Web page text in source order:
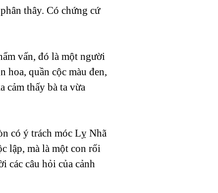
thây. Có chứng cứ
vấn, đó là một người
hoa, quần cộc màu đen,
cảm thấy bà ta vừa
có ý trách móc Lỵ Nhã
lập, mà là một con rối
các câu hỏi của cảnh